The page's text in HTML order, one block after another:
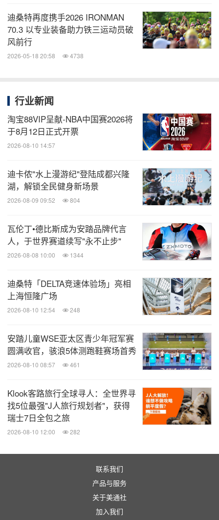
续秉持专业态度，不断突破技术与创新的边界，为全
球的高尔夫球员和爱好者提供更高性能的装备和全方
位的支持。同时，品牌将持续探索多元化的体验形
式，深化与优秀赛事
关于DESCENTE GOLF迪桑特高尔夫：
DESCENTE GOLF迪桑特高尔夫秉持「Design that
家不断激发潜能、敢于突破身体和心灵的挑战。沿袭
迪桑特高端专业的品牌定位，自2015年起，迪桑特高
结合精湛工艺，把握风尚格调，为高尔夫爱好者提供
全方位精准支持。
域的知名度和影响力。2019年，迪桑特高尔夫成为享
有"亚洲大满贯"美誉的世锦赛-汇丰冠军赛的官方独家
服装赞助商。现已签约了以全球大满贯冠军得主、全
球代言人Xander Schauffele和中国高尔夫名将李昊桐
为代表的多位国内外优秀高尔夫球员，以专业和丰富
的产品矩阵为高尔夫球员和运动家提供卓越运动体
消息来源：DESCENTE迪桑特中国
要的企业与机构新闻，由全球领先的企业新
闻专线美通社（PR Newswire）为您呈现。
迪桑特再度携手2026 IRONMAN
70.3 以专业装备助力铁三运动员破
风前行
2026-05-18 20:58 4738
行业新闻
淘宝88VIP呈献-NBA中国赛2026将
于8月12日正式开票
2026-08-10 14:57
迪卡侬"水上漫游纪"登陆成都兴隆
湖，解锁全民健身新场景
2026-08-09 09:52 804
瓦伦丁•德比斯成为安踏品牌代言
人，于世界赛道续写"永不止步"
2026-08-08 10:00 1344
迪桑特「DELTA竞速体验场」亮相
上海恒隆广场
2026-08-10 12:54 248
安踏儿童WSE亚太区青少年冠军赛
圆满收官，骇浪5体测跑鞋赛场首秀
2026-08-10 08:57 461
Klook客路旅行全球寻人：全世界寻
找5位最强"J人旅行规划者"，获得
瑞士7日全包之旅
2026-08-10 12:00 282
联系我们
产品与服务
关于美通社
加入我们